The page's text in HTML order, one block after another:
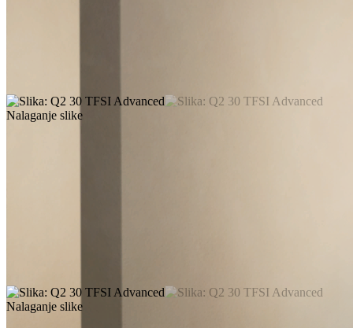
Nalaganje slike
Nalaganje slike